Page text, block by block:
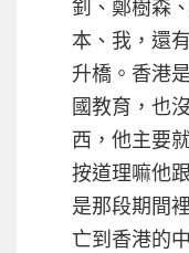
釗、鄭樹森
本、我，還
升橋。香港
國教育，也
西，他主要
按道理嘛他
是那段期間
亡到香港的